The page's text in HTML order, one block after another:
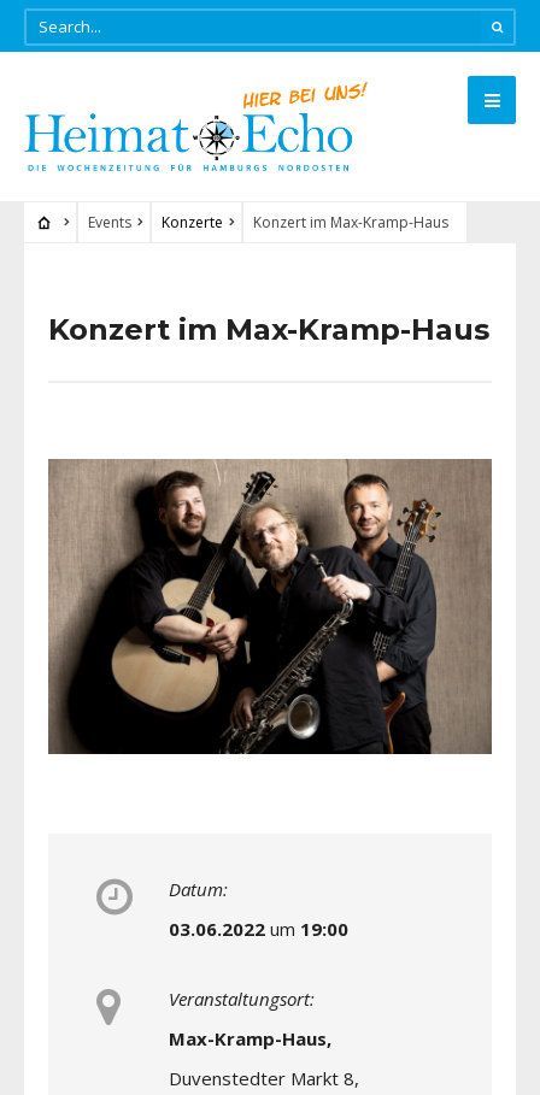
Events Konzerte Konzert im Max-Kramp-Haus
Konzert im Max-Kramp-Haus
Datum:
03.06.2022 um 19:00
Veranstaltungsort:
Max-Kramp-Haus,
Duvenstedter Markt 8,